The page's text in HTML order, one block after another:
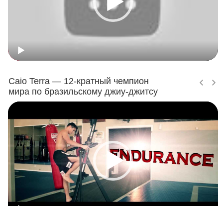
Caio Terra — 12-кратный чемпион
мира по бразильскому джиу-джитсу